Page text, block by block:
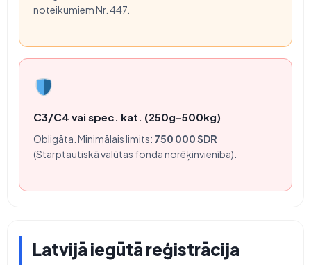
noteikumiem Nr. 447.
C3/C4 vai spec. kat. (250g–500kg)
Obligāta. Minimālais limits: 750 000 SDR
(Starptautiskā valūtas fonda norēķinvienība).
Latvijā iegūtā reģistrācija